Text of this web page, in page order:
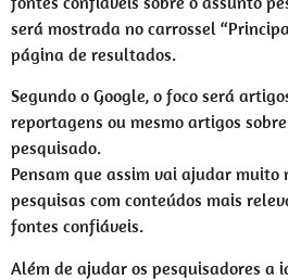
será mostrada no carrossel
página de resultados.
Segundo o Google, o foco será
reportagens ou mesmo artigos
pesquisado.
Pensam que assim vai ajudar muito
pesquisas com conteúdos mais
fontes confiáveis.
Além de ajudar os pesquisadores a